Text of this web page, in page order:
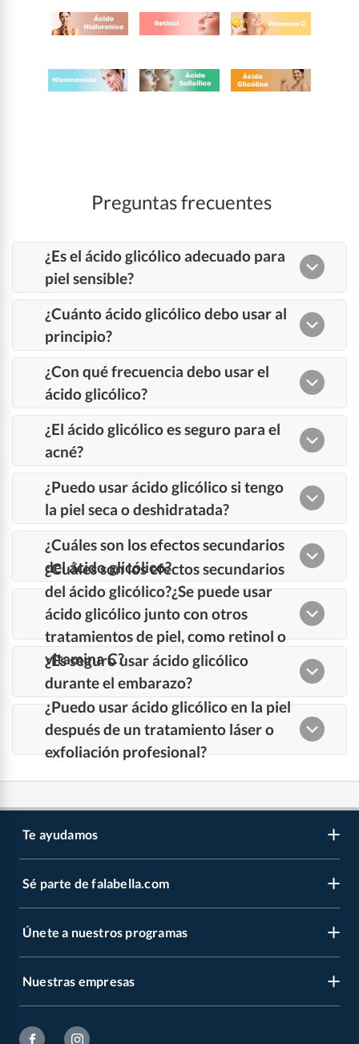
Preguntas frecuentes
Te ayudamos
Venta telefónica
Información legal
Sé parte de falabella.com
Vende en falabella.com
Venta Empresa
Únete a nuestros programas
CMR Puntos
Nuestras empresas
falabella.com